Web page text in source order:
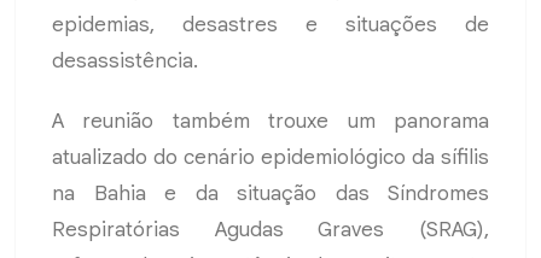
epidemias, desastres e situações de
desassistência.
A reunião também trouxe um panorama
atualizado do cenário epidemiológico da sífilis
na Bahia e da situação das Síndromes
Respiratórias Agudas Graves (SRAG),